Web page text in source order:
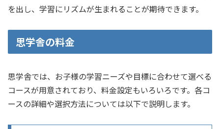
を出し、学習にリズムが生まれることが期待できます。
思学舎の料金
思学舎では、お子様の学習ニーズや目標に合わせて選べる
コースが用意されており、料金設定もいろいろです。各コ
ースの詳細や選択方法については以下で説明します。